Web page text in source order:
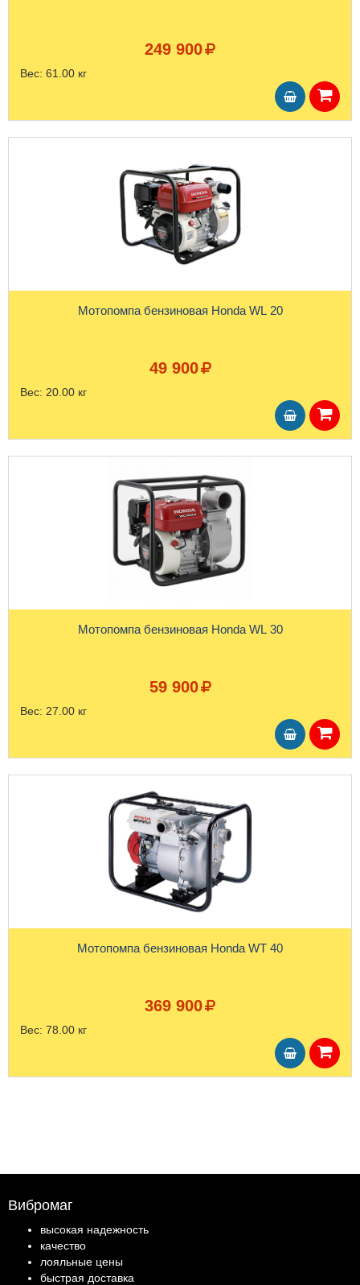
249 900
Вес: 61.00 кг
Мотопомпа бензиновая Honda WL 20
49 900
Вес: 20.00 кг
Мотопомпа бензиновая Honda WL 30
59 900
Вес: 27.00 кг
Мотопомпа бензиновая Honda WT 40
369 900
Вес: 78.00 кг
Вибромаг
высокая надежность
качество
лояльные цены
быстрая доставка